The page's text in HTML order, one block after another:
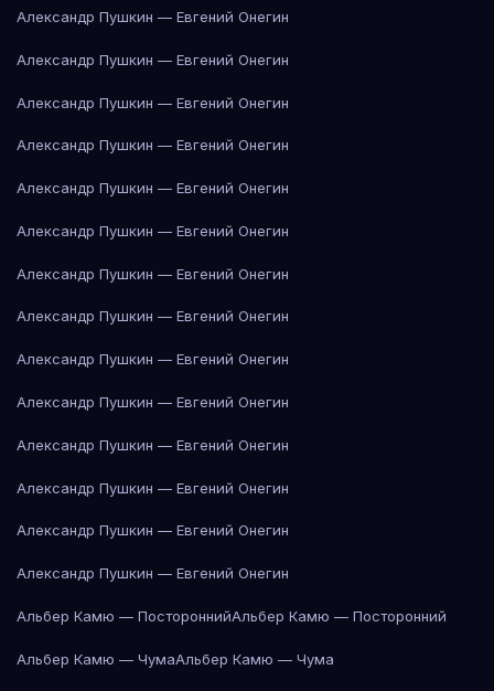
Александр Пушкин — Евгений Онегин
Александр Пушкин — Евгений Онегин
Александр Пушкин — Евгений Онегин
Александр Пушкин — Евгений Онегин
Александр Пушкин — Евгений Онегин
Александр Пушкин — Евгений Онегин
Александр Пушкин — Евгений Онегин
Александр Пушкин — Евгений Онегин
Александр Пушкин — Евгений Онегин
Александр Пушкин — Евгений Онегин
Александр Пушкин — Евгений Онегин
Александр Пушкин — Евгений Онегин
Александр Пушкин — Евгений Онегин
Александр Пушкин — Евгений Онегин
Альбер Камю — ПостороннийАльбер Камю — Посторонний
Альбер Камю — ЧумаАльбер Камю — Чума